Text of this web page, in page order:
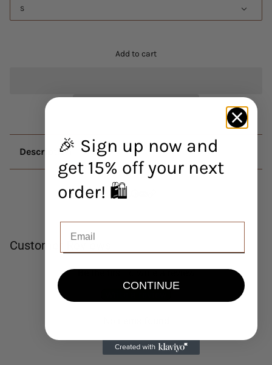
S
Add to cart
Description
Customer Reviews
Be the first to write a review
🎉 Sign up now and
get 15% off your next
order! 🛍️
CONTINUE